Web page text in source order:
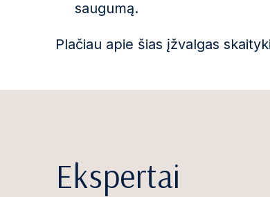
saugumą.
Plačiau apie šias įžvalgas
Ekspertai